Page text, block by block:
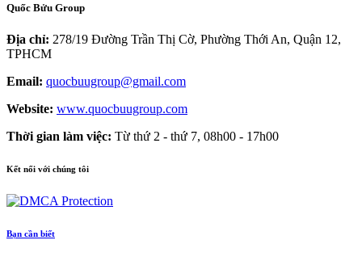
Quốc Bửu Group
Địa chỉ: 278/19 Đường Trần Thị Cờ, Phường Thới An, Quận 12,
TPHCM
Email: quocbuugroup@gmail.com
Website: www.quocbuugroup.com
Thời gian làm việc: Từ thứ 2 - thứ 7, 08h00 - 17h00
Kết nối với chúng tôi
Bạn cần biết